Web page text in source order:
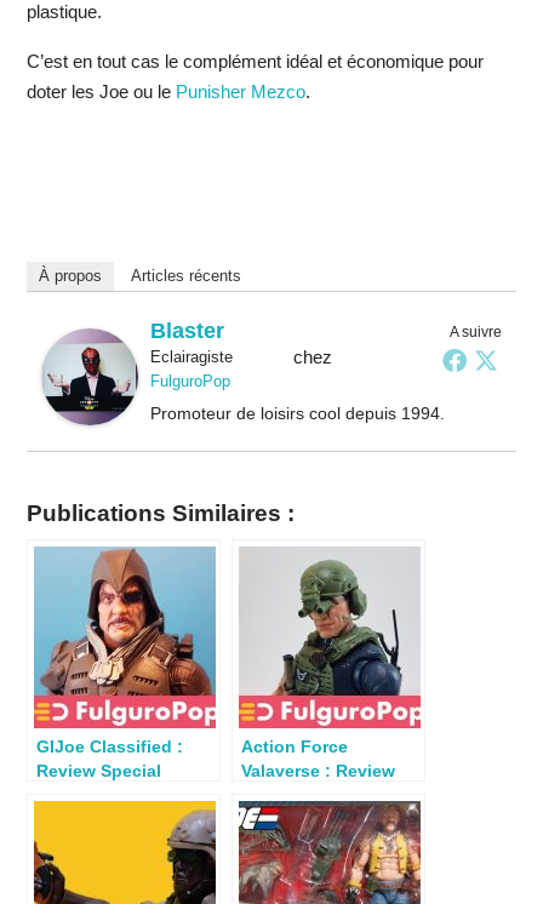
plastique.
C’est en tout cas le complément idéal et économique pour
doter les Joe ou le Punisher Mezco.
À propos Articles récents
A suivre
Blaster
Eclairagistechez
FulguroPop
Promoteur de loisirs cool depuis 1994.
Publications Similaires :
GIJoe Classified :
Review Special
Island Major Bludd
Action Force
Valaverse : Review